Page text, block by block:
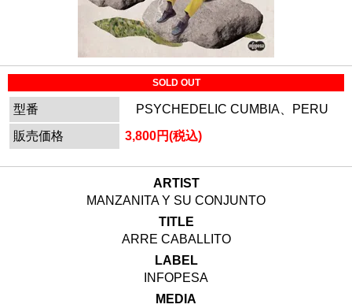
SOLD OUT
型番
PSYCHEDELIC CUMBIA、PERU
販売価格
3,800円(税込)
ARTIST
MANZANITA Y SU CONJUNTO
TITLE
ARRE CABALLITO
LABEL
INFOPESA
MEDIA